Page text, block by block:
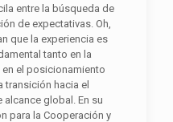
entre la búsqueda de
de expectativas. Oh,
que la experiencia es
tanto en la
el posicionamiento
transición hacia el
global. En su
para la Cooperación y